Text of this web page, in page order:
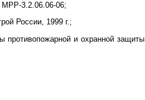
МРР-3.2.06.06-06;
России, 1999 г.;
противопожарной и охранной защиты